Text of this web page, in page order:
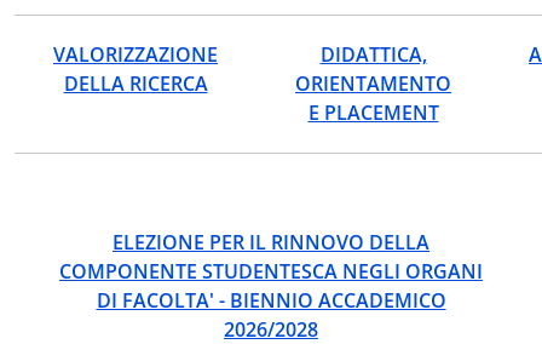
VALORIZZAZIONE
DELLA RICERCA
DIDATTICA,
ORIENTAMENTO
E PLACEMENT
ELEZIONE PER IL RINNOVO DELLA
COMPONENTE STUDENTESCA NEGLI ORGANI
DI FACOLTA' - BIENNIO ACCADEMICO
2026/2028